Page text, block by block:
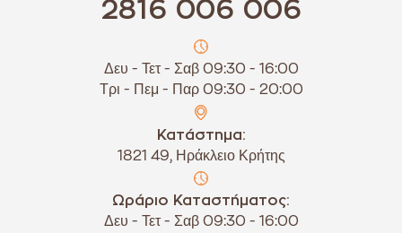
2816 006 006
Δευ - Τετ - Σαβ 09:30 - 16:00
Τρι - Πεμ - Παρ 09:30 - 20:00
Κατάστημα:
1821 49, Ηράκλειο Κρήτης
Ωράριο Καταστήματος:
Δευ - Τετ - Σαβ 09:30 - 16:00